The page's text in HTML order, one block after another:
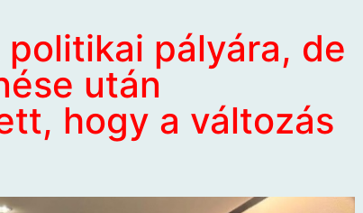
pályára, de
után
hogy a változás